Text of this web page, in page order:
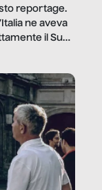
reportage.
ne aveva
il Sud